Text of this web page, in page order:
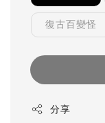
復古百變怪
分享